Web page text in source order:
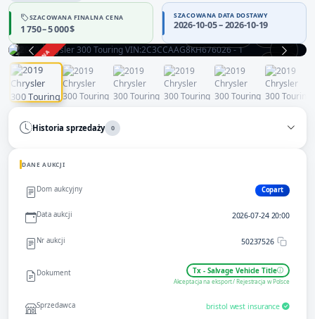
SZACOWANA FINALNA CENA
1 750 – 5 000 $
SZACOWANA DATA DOSTAWY
2026-10-05 – 2026-10-19
ZAKOŃCZONA
Historia sprzedaży 0
DANE AUKCJI
Dom aukcyjny Copart
Data aukcji 2026-07-24 20:00
Nr aukcji 50237526
Dokument Tx - Salvage Vehicle Title
Akceptacja na eksport / Rejestracja w Polsce
Sprzedawca bristol west insurance